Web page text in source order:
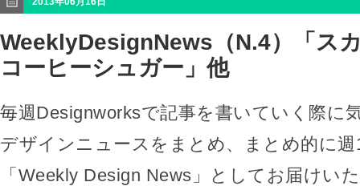
WeeklyDesignNews（N.4）「ス
コーヒーシュガー」他
毎週Designworksで記事を書いていく際に
デザインニュースをまとめ、まとめ的に週
「Weekly Design News」としてお届けい